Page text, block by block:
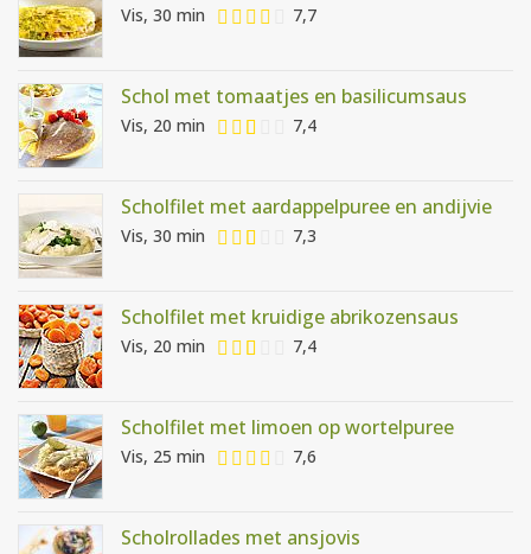
Vis, 30 min 7,7
Schol met tomaatjes en basilicumsaus
Vis, 20 min 7,4
Scholfilet met aardappelpuree en andijvie
Vis, 30 min 7,3
Scholfilet met kruidige abrikozensaus
Vis, 20 min 7,4
Scholfilet met limoen op wortelpuree
Vis, 25 min 7,6
Scholrollades met ansjovis